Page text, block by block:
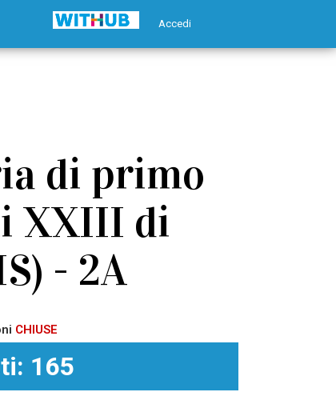
Accedi
di primo
XXIII di
- 2A
CHIUSE
165